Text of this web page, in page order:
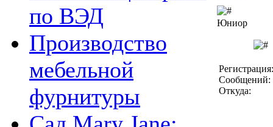
по ВЭД
Производство
мебельной
фурнитуры
Юниор
Сообщений:
Откуда: